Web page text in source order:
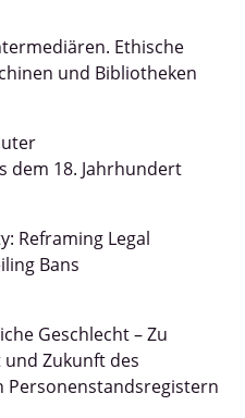
Ethische
und Bibliotheken
dem 18. Jahrhundert
Reframing Legal
Bans
Geschlecht – Zu
Zukunft des
Personenstandsregistern